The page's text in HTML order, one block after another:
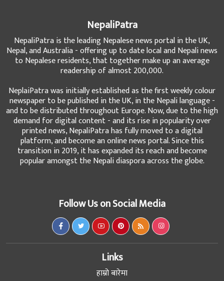
NepaliPatra
NepaliPatra is the leading Nepalese news portal in the UK,
Nepal, and Australia - offering up to date local and Nepali news
to Nepalese residents, that together make up an average
readership of almost 200,000.
NeplaiPatra was initially established as the first weekly colour
newspaper to be published in the UK, in the Nepali language -
and to be distributed throughout Europe. Now, due to the high
demand for digital content - and its rise in popularity over
printed news, NepaliPatra has fully moved to a digital
platform, and become an online news portal. Since this
transition in 2019, it has expanded its reach and become
popular amongst the Nepali diaspora across the globe.
Follow Us on Social Media
Links
हाम्रो बारेमा